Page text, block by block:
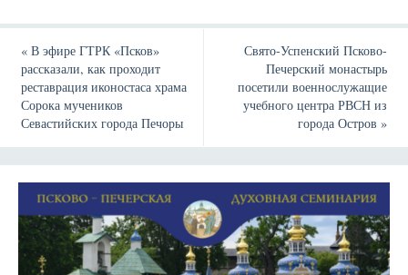
«В эфире ГТРК «Псков»
рассказали, как проходит
реставрация иконостаса храма
Сорока мучеников
Севастийских города Печоры
Свято-Успенский Псково-
Печерский монастырь
посетили военнослужащие
учебного центра РВСН из
города Остров»